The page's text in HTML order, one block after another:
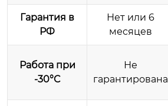
Гарантия в
РФ
Нет или 6
месяцев
Работа при
-30°C
Не
гарантирована